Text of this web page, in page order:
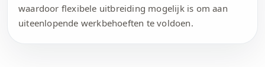
waardoor flexibele uitbreiding mogelijk is om aan
uiteenlopende werkbehoeften te voldoen.